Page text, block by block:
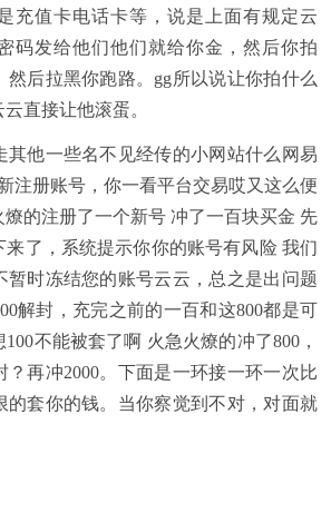
充值卡电话卡等，说是上面有规定云
码发给他们他们就给你金，然后你拍
然后拉黑你跑路。gg所以说让你拍什么
直接让他滚蛋。
他一些名不见经传的小网站什么网易
注册账号，你一看平台交易哎又这么便
的注册了一个新号 冲了一百块买金 先
了，系统提示你你的账号有风险 我们
暂时冻结您的账号云云，总之是出问题
解封，充完之前的一百和这800都是可
不能被套了啊 火急火燎的冲了800，
？再冲2000。下面是一环接一环一次比
的套你的钱。当你察觉到不对，对面就